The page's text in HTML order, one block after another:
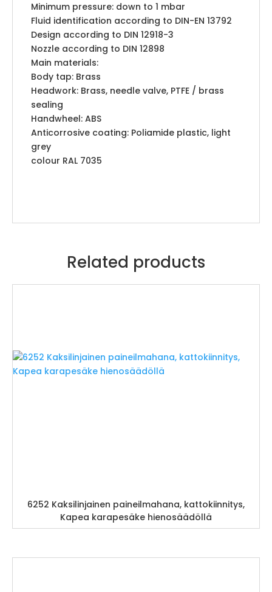
Minimum pressure: down to 1 mbar
Fluid identification according to DIN-EN 13792
Design according to DIN 12918-3
Nozzle according to DIN 12898
Main materials:
Body tap: Brass
Headwork: Brass, needle valve, PTFE / brass
sealing
Handwheel: ABS
Anticorrosive coating: Poliamide plastic, light
grey
colour RAL 7035
Related products
6252 Kaksilinjainen paineilmahana, kattokiinnitys,
Kapea karapesäke hienosäädöllä